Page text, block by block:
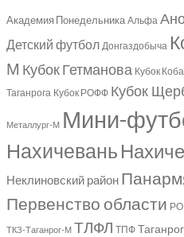
Академия Понедельника Альфа
Детский футбол Донгаздобыча
М Кубок Гетманова Кубок
Таганрога Кубок РОФФ Кубок
Металлург-М Мини-
Нахичевань
Неклиновский район
Первенство области
ТКЗ-Таганрог-М ТЛФЛ ТПФ Таганрог